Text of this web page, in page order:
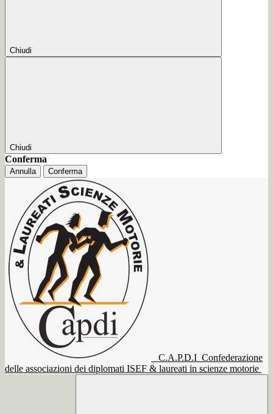
Chiudi
Chiudi
Conferma
Annulla Conferma
C.A.P.D.I Confederazione
delle associazioni dei diplomati ISEF & laureati in scienze motorie